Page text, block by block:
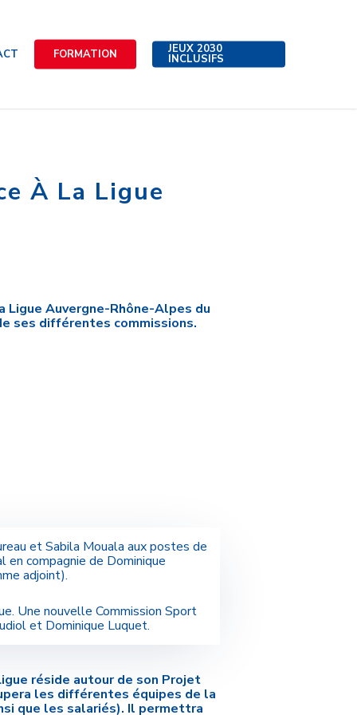
FORMATION JEUX 2030
INCLUSIFS
À La Ligue
Ligue Auvergne-Rhône-Alpes du
ses différentes commissions.
et Sabila Mouala aux postes de
compagnie de Dominique
adjoint).
Une nouvelle Commission Sport
et Dominique Luquet.
réside autour de son Projet
les différentes équipes de la
que les salariés). Il permettra